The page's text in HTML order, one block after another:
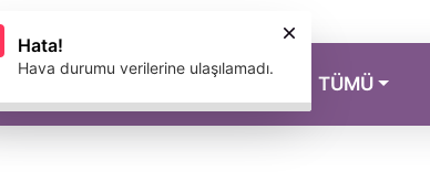
MAGAZİN TÜMÜ